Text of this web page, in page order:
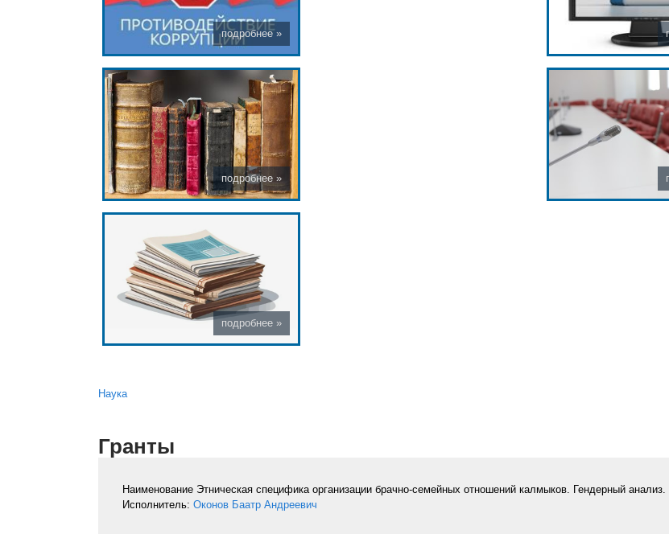
Вы здесь
Наука
Гранты
Наименование Этническая специфика организации брачно-семейных отношений калмыков. Гендерный
Исполнитель: Оконов Баатр Андреевич